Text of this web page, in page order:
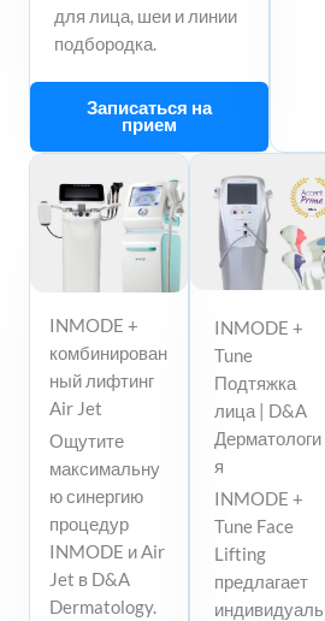
для лица, шеи и линии
подбородка.
Записаться на
прием
INMODE +
комбинирован
ный лифтинг
Air Jet
Ощутите
максимальну
ю синергию
процедур
INMODE и Air
Jet в D&A
Dermatology.
INMODE +
Tune
Подтяжка
лица | D&A
Дерматологи
я
INMODE +
Tune Face
Lifting
предлагает
индивидуаль